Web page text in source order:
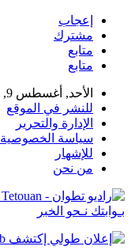
إعجاب
مشترك
متابع
متابع
الأحد, أغسطس 9, 2026
للنشر في الموقع
الإدارة والتحرير
سياسة الخصوصية
للإشهار
من نحن
بـوابتك نـحو الخبر